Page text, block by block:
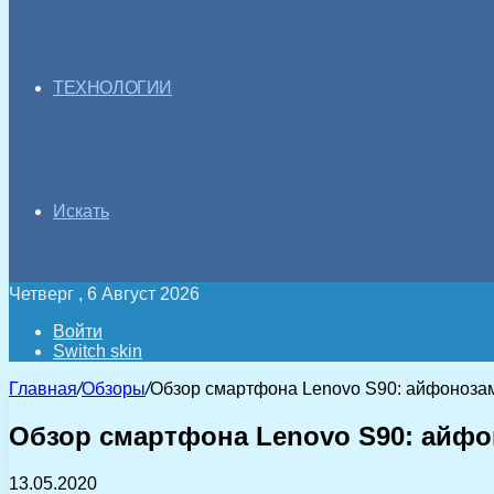
ТЕХНОЛОГИИ
Искать
Четверг , 6 Август 2026
Войти
Switch skin
Главная/Обзоры/Обзор смартфона Lenovo S90:
Обзор смартфона Lenovo S90:
13.05.2020